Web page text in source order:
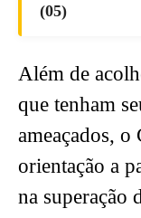
(05)
Além de
que tenham
ameaçados, o
orientação a
na superação